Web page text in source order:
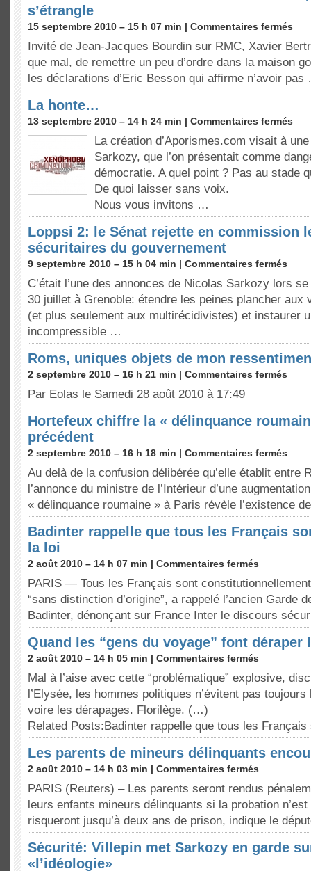
s’étrangle
15 septembre 2010 – 15 h 07 min | Commentaires fermés
Invité de Jean-Jacques Bourdin sur RMC, Xavier
que mal, de remettre un peu d’ordre dans la maison
les déclarations d’Eric Besson qui affirme n’avoir
La honte…
13 septembre 2010 – 14 h 24 min | Commentaires fermés
La création d’Aporismes.com visait à
Sarkozy, que l’on présentait comme
démocratie. A quel point ? Pas au stade
De quoi laisser sans voix.
Nous vous invitons …
Loppsi 2: le Sénat rejette en commission
sécuritaires du gouvernement
9 septembre 2010 – 15 h 04 min | Commentaires fermés
C’était l’une des annonces de Nicolas Sarkozy lors
30 juillet à Grenoble: étendre les peines plancher aux
(et plus seulement aux multirécidivistes) et instaurer
incompressible …
Roms, uniques objets de mon
2 septembre 2010 – 16 h 21 min | Commentaires fermés
Par Eolas le Samedi 28 août 2010 à 17:49
Hortefeux chiffre la « délinquance
précédent
2 septembre 2010 – 16 h 18 min | Commentaires fermés
Au delà de la confusion délibérée qu’elle établit entre
l’annonce du ministre de l’Intérieur d’une
« délinquance roumaine » à Paris révèle l’existence
Badinter rappelle que tous les Français
la loi
2 août 2010 – 14 h 07 min | Commentaires fermés
PARIS — Tous les Français sont
“sans distinction d’origine”, a rappelé l’ancien Garde
Badinter, dénonçant sur France Inter le discours
Quand les “gens du voyage” font déraper
2 août 2010 – 14 h 05 min | Commentaires fermés
Mal à l’aise avec cette “problématique” explosive,
l’Elysée, les hommes politiques n’évitent pas
voire les dérapages. Florilège. (…)
Related Posts:Badinter rappelle que tous les
Les parents de mineurs délinquants
2 août 2010 – 14 h 03 min | Commentaires fermés
PARIS (Reuters) – Les parents seront rendus
leurs enfants mineurs délinquants si la probation
risqueront jusqu’à deux ans de prison, indique le
Sécurité: Villepin met Sarkozy en garde
«l’idéologie»